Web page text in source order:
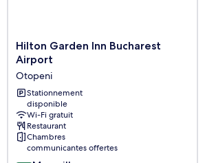
Hilton
Garden
Bucharest
Airport
Otopeni
Hilton Garden Inn Bucharest
Airport
Otopeni
Stationnement
disponible
Wi-Fi gratuit
Restaurant
Chambres
communicantes offertes